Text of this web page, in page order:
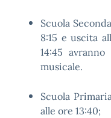
Scuola
8:15 e uscita
14:45
musicale.
Scuola
alle ore 13:40;